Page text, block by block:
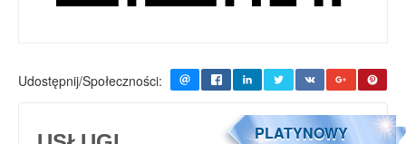
Udostępnij/Społeczności:
PLATYNOWY